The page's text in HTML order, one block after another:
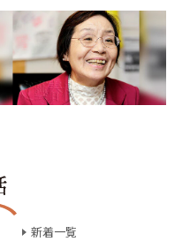
新着一覧